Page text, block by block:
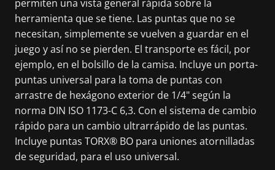
permiten una vista general rápida sobre la
herramienta que se tiene. Las puntas que no se
necesitan, simplemente se vuelven a guardar en el
juego y así no se pierden. El transporte es fácil, por
ejemplo, en el bolsillo de la camisa. Incluye un porta-
puntas universal para la toma de puntas con
arrastre de hexágono exterior de 1/4" según la
norma DIN ISO 1173-C 6,3. Con el sistema de cambio
rápido para un cambio ultrarrápido de las puntas.
Incluye puntas TORX® BO para uniones atornilladas
de seguridad, para el uso universal.